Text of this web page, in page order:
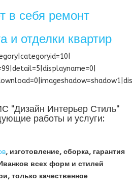
в себя ремонт
и отделки квартир
"Дизайн Интерьер Стиль"
работы и услуги:
, изготовление, сборка, гарантия
всех форм и стилей
только качественное